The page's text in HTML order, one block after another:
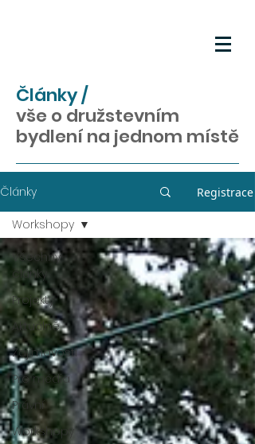
Články /
vše o družstevním
bydlení na jednom místě
Články Registrace
Všechny
články
Projekty
Aktuálně
Zajímavosti
Pro média
Právní
Workshopy
Workshopy